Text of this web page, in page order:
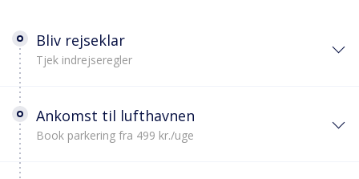
Bliv rejseklar
Tjek indrejseregler
Ankomst til lufthavnen
Book parkering fra 499 kr./uge